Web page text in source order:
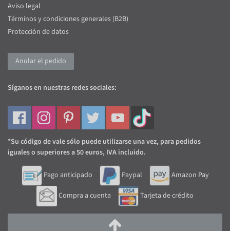
Aviso legal
Términos y condiciones generales (B2B)
Protección de datos
Anular el pedido
Síganos en nuestras redes sociales:
*Su código de vale sólo puede utilizarse una vez, para pedidos
iguales o superiores a 50 euros, IVA incluido.
Pago anticipado Paypal
Amazon Pay
Compra a cuenta
Tarjeta de crédito